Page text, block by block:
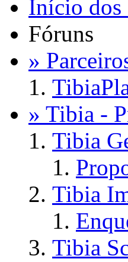
Início dos
Fóruns
»
» Tibia -
Tibia
Tibia
Tibia